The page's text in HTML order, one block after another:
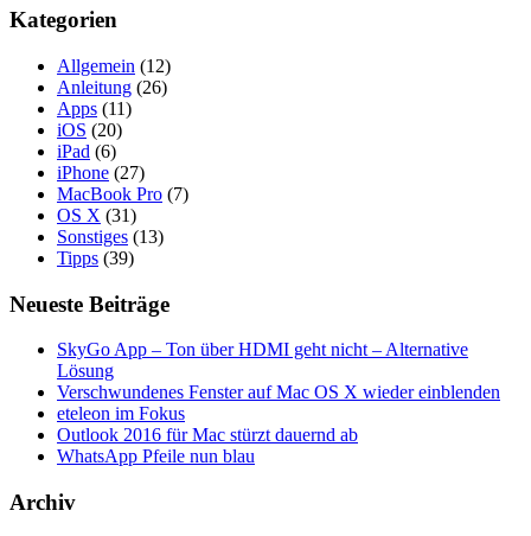
Kategorien
Allgemein (12)
Anleitung (26)
Apps (11)
iOS (20)
iPad (6)
iPhone (27)
MacBook Pro (7)
OS X (31)
Sonstiges (13)
Tipps (39)
Neueste Beiträge
SkyGo App – Ton über HDMI geht nicht – Alternative
Lösung
Verschwundenes Fenster auf Mac OS X wieder einblenden
eteleon im Fokus
Outlook 2016 für Mac stürzt dauernd ab
WhatsApp Pfeile nun blau
Archiv